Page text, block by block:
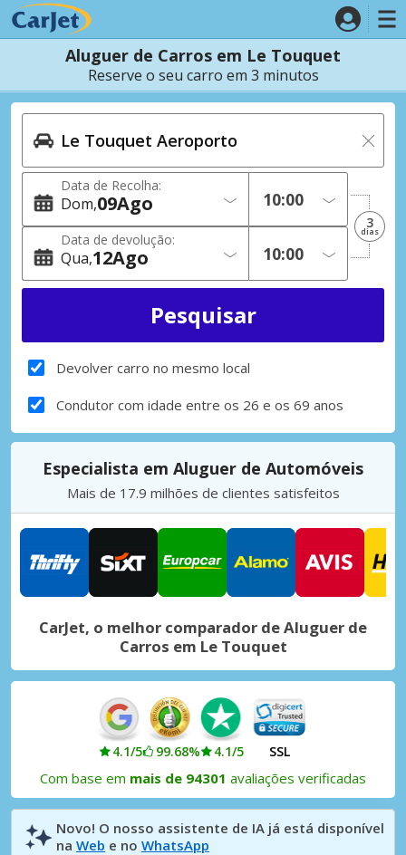
Aluguer de Carros em Le Touquet
Reserve o seu carro em 3 minutos
Data de Recolha:
Dom 09Ago
Data de devolução:
Qua 12Ago
3
dias
Devolver carro no mesmo local
Condutor com idade entre os 26 e os 69 anos
Especialista em Aluguer de Automóveis
Mais de 17.9 milhões de clientes satisfeitos
CarJet, o melhor comparador de Aluguer de
Carros em Le Touquet
4.1/5 99.68% 4.1/5 SSL
Com base em mais de 94301 avaliações verificadas
Novo! O nosso assistente de IA já está disponível
na Web e no WhatsApp